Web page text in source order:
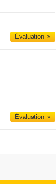
Évaluation
Évaluation